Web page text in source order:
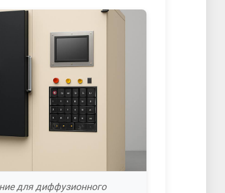
для диффузионного